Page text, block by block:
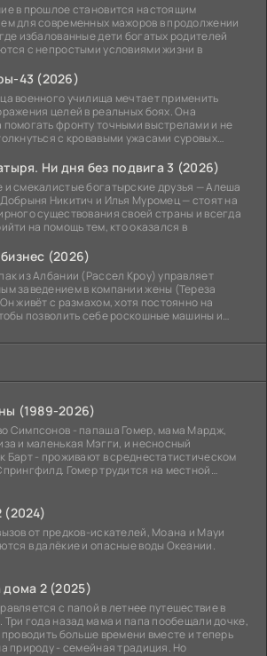
в прошлое становится настоящим
для современных мажоров в продолжении
избалованные дети богатых родителей
с непростыми условиями жизни в
43 (2026)
военного училища мечтает применить
целей в реальных боях. Она
помогать фронту точными выстрелами и не
с кровавыми ужасами суровых
Ни дня без подвига 3 (2026)
смекалистые богатырские друзья — Алеша
Никитич и Илья Муромец — стоят на
существования своей страны и всегда
на помощь тем, кто оказался в
(2026)
из Албании (Рассел Кроу) управляет
заведением в компании жены (Тереза
живёт с размахом, хотя постоянно на
позволить себе роскошные машины и
(1989-2026)
Симпсонов - папаша Гомер, мама Мардж,
и маленькая Мэгги, и несносный
Барт - проживают в среднестатистическом
Гомер трудится на местной
(2024)
от предков-искателей, Моана и Мауи
в далёкие и опасные воды Океании.
дома 2 (2025)
с папой в летнее путешествие в
Три года назад мама и папа пообещали дочке,
проводить больше времени вместе и теперь
природу - семейная традиция. Но